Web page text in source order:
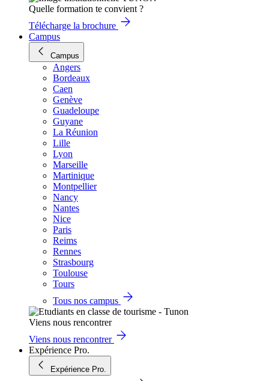
Quelle formation te convient ?
Télécharge la brochure
Campus
Campus
Angers
Bordeaux
Caen
Genève
Guadeloupe
Guyane
La Réunion
Lille
Lyon
Marseille
Martinique
Montpellier
Nancy
Nantes
Nice
Paris
Reims
Rennes
Strasbourg
Toulouse
Tours
Tous nos campus
Viens nous rencontrer
Viens nous rencontrer
Expérience Pro.
Expérience Pro.